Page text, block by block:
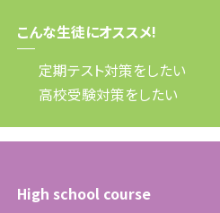
こんな生徒にオススメ!
定期テスト対策をしたい
高校受験対策をしたい
High school course